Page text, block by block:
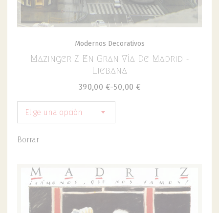
Modernos Decorativos
Mazinger Z En Gran Vía De Madrid -
Liebana
50,00 €
-
390,00 €
Elige una opción
Borrar